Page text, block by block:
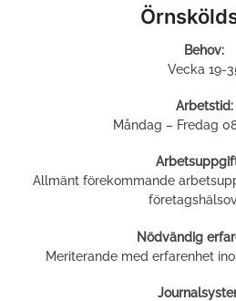
Behov:
Vecka 19-
Arbetstid:
Måndag – Fredag
Allmänt förekommande
Nödvändig
Meriterande med erfarenhet